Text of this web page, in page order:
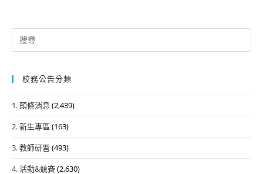
Search
for:
校務公告分類
1. 頭條消息 (2,439)
2. 新生專區 (163)
3. 教師研習 (493)
4. 活動&競賽(2,630)